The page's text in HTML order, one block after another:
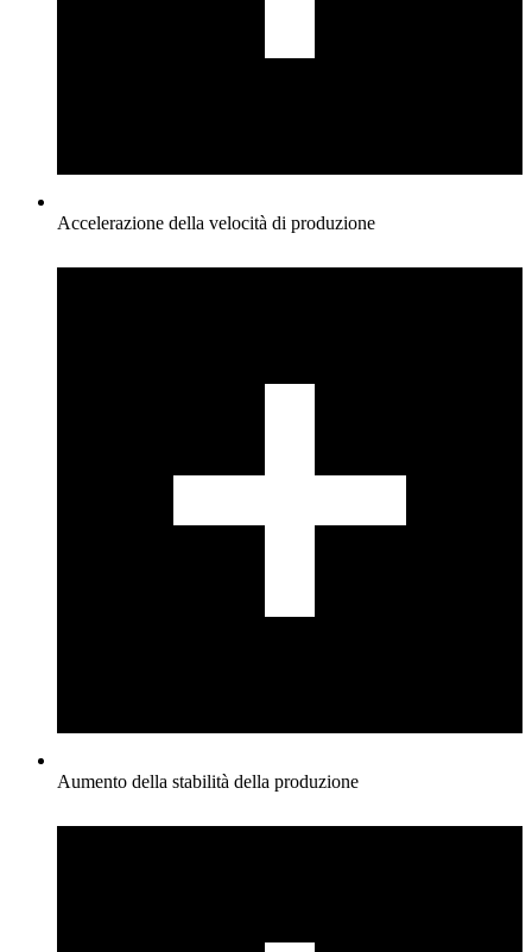
Accelerazione della velocità di produzione
Aumento della stabilità della produzione